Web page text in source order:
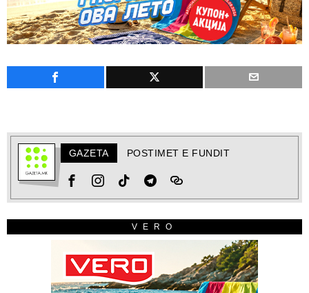
GAZETA POSTIMET E FUNDIT
VERO